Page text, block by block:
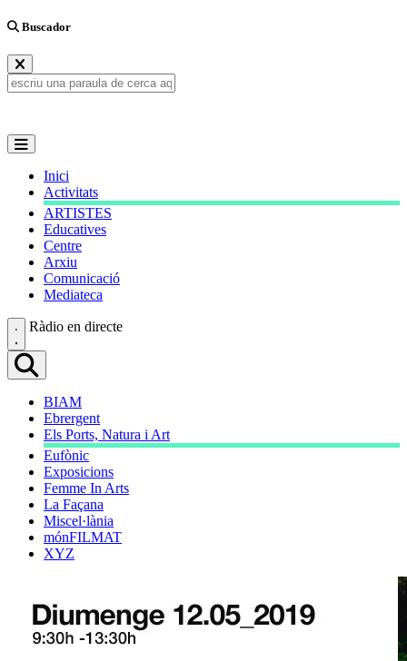
Buscador
Inici
Activitats
ARTISTES
Educatives
Centre
Arxiu
Comunicació
Mediateca
Ràdio en directe
BIAM
Ebrergent
Els Ports, Natura i Art
Eufònic
Exposicions
Femme In Arts
La Façana
Miscel·lània
mónFILMAT
XYZ